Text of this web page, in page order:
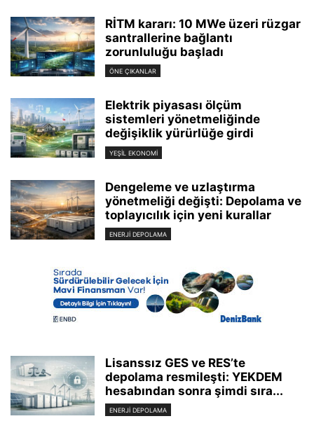
RİTM kararı: 10 MWe üzeri rüzgar
santrallerine bağlantı
zorunluluğu başladı
ÖNE ÇIKANLAR
Elektrik piyasası ölçüm
sistemleri yönetmeliğinde
değişiklik yürürlüğe girdi
YEŞIL EKONOMI
Dengeleme ve uzlaştırma
yönetmeliği değişti: Depolama ve
toplayıcılık için yeni kurallar
ENERJI DEPOLAMA
Lisanssız GES ve RES’te
depolama resmileşti: YEKDEM
hesabından sonra şimdi sıra...
ENERJI DEPOLAMA